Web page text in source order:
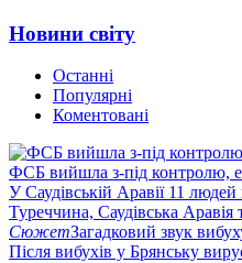
Новини світу
Останні
Популярні
Коментовані
ФСБ вийшла з-під контролю,
У Саудівській Аравії 11
Туреччина, Саудівська
СюжетЗагадковий звук
Після вибухів у Брянську